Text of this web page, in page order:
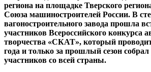
региона на площадке Тверского
Союза машиностроителей России. В
вагоностроительного завода прошла
участников Всероссийского конкурса
творчества «СКАТ», который
года и только за прошлый сезон
участников со всей страны.